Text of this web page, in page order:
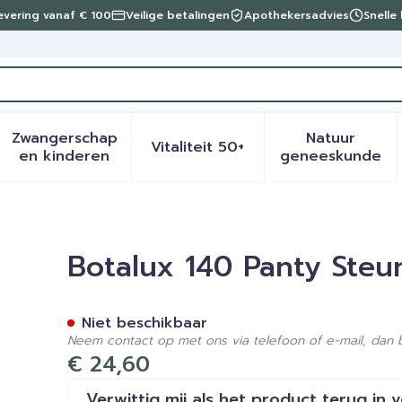
vanaf € 100 Veilige betalingen Apothekersadvies Snelle
verzorging en hygiëne categorie
voor Dieet, voeding en vitamines categorie
Zwangerschap
en kinderenToon submenu voor Zwangerschap en
Vitaliteit 50+Toon submenu voor
Natuur
geneeskunde
Toon
N4
Botalux 140 Panty
€ 24,60
Niet beschikbaar
Neem contact op met ons via telefoon of e-mail, dan